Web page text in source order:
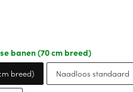
banen (70 cm breed)
breed) Naadloos standaard